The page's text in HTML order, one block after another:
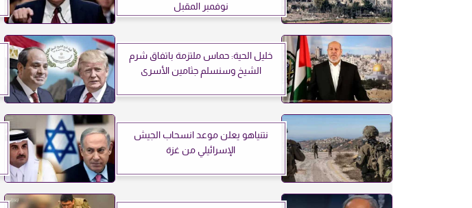
نوفمبر المقبل
خليل الحية: حماس ملتزمة باتفاق شرم
الشيخ وسنسلم جثامين الأسرى
نتنياهو يعلن موعد انسحاب الجيش
الإسرائيلي من غزة